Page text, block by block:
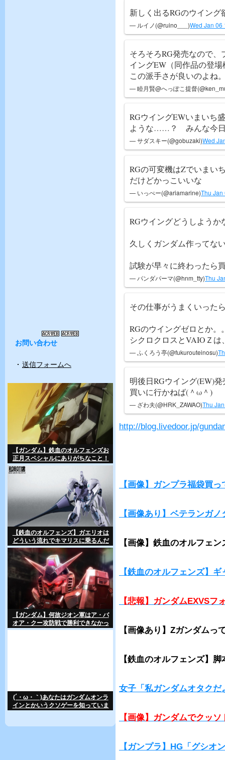
新しく出るRGのウイング
— ルイノ(@ruino___)Wed Jan 06
そろそろRG発売なので
イングEW（同作品の登
この派手さが良いのよね
— 睦月賢@へっぽこ提督
RGウイングEWいまいち
ような……？ みんな今日
— サダスキー(@gobuzaki)Wed
RGの可変機はZでいまい
だけどかっこいいな
— いっぺー(@ariamarine)Thu Jan
RGウイングどうしようか
久しくガンダム作ってな
試験が早々に終わったら
— パンダパーマ(@hnm_tty)Thu
その仕事がうまくいった
RGのウイングゼロとか。
シクロクロスとVAIOＺは
— ふくろう亭(@fukurouteinosu)
明後日RGウイング(EW)
買いに行かねば(＾ω＾)
— ざわ夫(@HRK_ZAWAO)Thu
http://blog.livedoor.jp/
【画像】ガンプラ福袋買
【画像あり】ベテランガ
【画像】鉄血のオルフェ
【鉄血のオルフェンズ】
【悲報】ガンダムEXVS
【画像あり】Zガンダムっ
【鉄血のオルフェンズ】
女子「私ガンダムオタク
【画像】ガンダムでクッ
【ガンプラ】HG「グシオ
お問い合わせ
送信フォームへ
【ガンダム】鉄血のオルフェンズお
正月スペシャルにありがちなこと！
【鉄血のオルフェンズ】ガエリオは
どういう流れでキマリスに乗るんだ
ろうか？
【ガンダム】何故ジオン軍はア・バ
オア・クー攻防戦で勝利できなかっ
たのか？
(´・ω・｀)あなたはガンダムオンラ
インとかいうクソゲーを知っていま